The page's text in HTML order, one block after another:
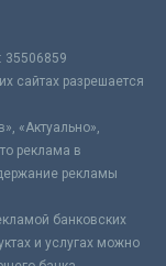
сайтах разрешается
«Актуально»,
реклама в
рекламы
банковских
и услугах можно